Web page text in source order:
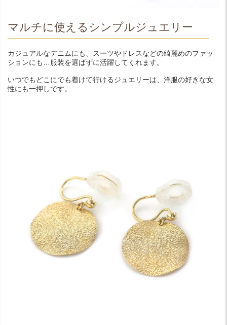
マルチに使えるシンプルジュエリー
カジュアルなデニムにも、スーツやドレスなどの綺麗めのファッ
ションにも…服装を選ばずに活躍してくれます。
いつでもどこにでも着けて行けるジュエリーは、洋服の好きな女
性にも一押しです。